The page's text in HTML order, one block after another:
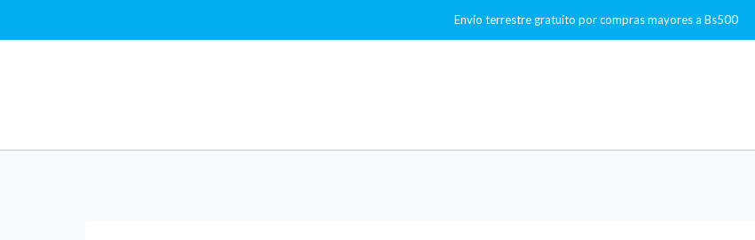
al
Envío terrestre gratuíto por compras mayores a Bs500